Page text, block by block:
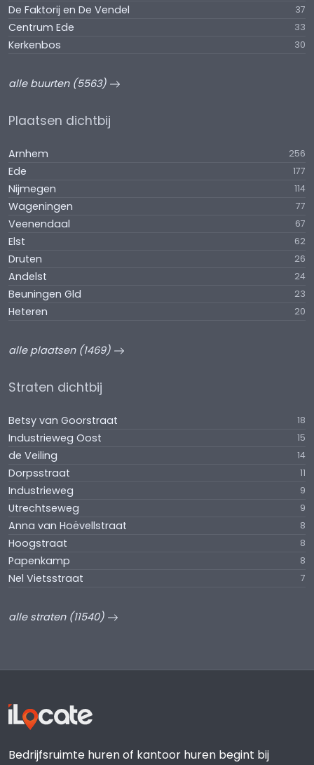
De Faktorij en De Vendel 37
Centrum Ede 33
Kerkenbos 30
alle buurten (5563)
Plaatsen dichtbij
Arnhem 256
Ede 177
Nijmegen 114
Wageningen 77
Veenendaal 67
Elst 62
Druten 26
Andelst 24
Beuningen Gld 23
Heteren 20
alle plaatsen (1469)
Straten dichtbij
Betsy van Goorstraat 18
Industrieweg Oost 15
de Veiling 14
Dorpsstraat 11
Industrieweg 9
Utrechtseweg 9
Anna van Hoëvellstraat 8
Hoogstraat 8
Papenkamp 8
Nel Vietsstraat 7
alle straten (11540)
Bedrijfsruimte huren of kantoor huren begint bij